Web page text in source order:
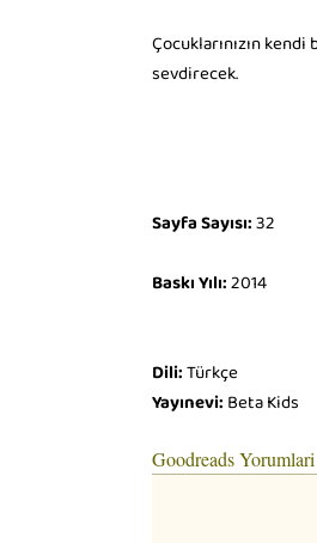
Çocuklarınızın
sevdirecek.
Sayfa Sayısı:32
Baskı Yılı:2014
Dili:Türkçe
Yayınevi:Beta Kids
Goodreads Yorumlari